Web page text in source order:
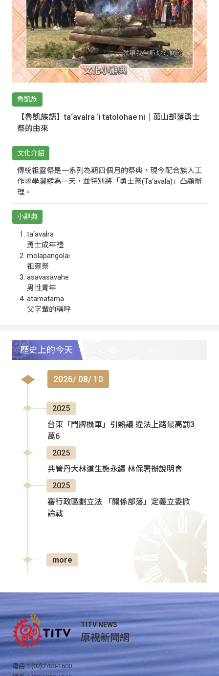
魯凱族
【魯凱族語】ta‘avalra ‘i tatolohae ni｜萬山部落勇士
祭的由來
文化介紹
傳統祖靈祭是一系列為期四個月的祭典，現今配合族人工
作求學濃縮為一天，並特別將「勇士祭(Ta‘avala)」凸顯辦
理。
小辭典
ta‘avalra
勇士成年禮
molapangolai
祖靈祭
asavasavahe
男性青年
atamatama
父字輩的稱呼
歷史上的今天
2026/ 08/ 10
2025
台東「門牌機車」引熱議 違法上路最高罰3
萬6
2025
共管丹大林道生態永續 林保署辦說明會
2025
審行政區劃立法 「關係部落」定義立委掀
論戰
more
TITV NEWS
原視新聞網
電話：(02)2788-1600